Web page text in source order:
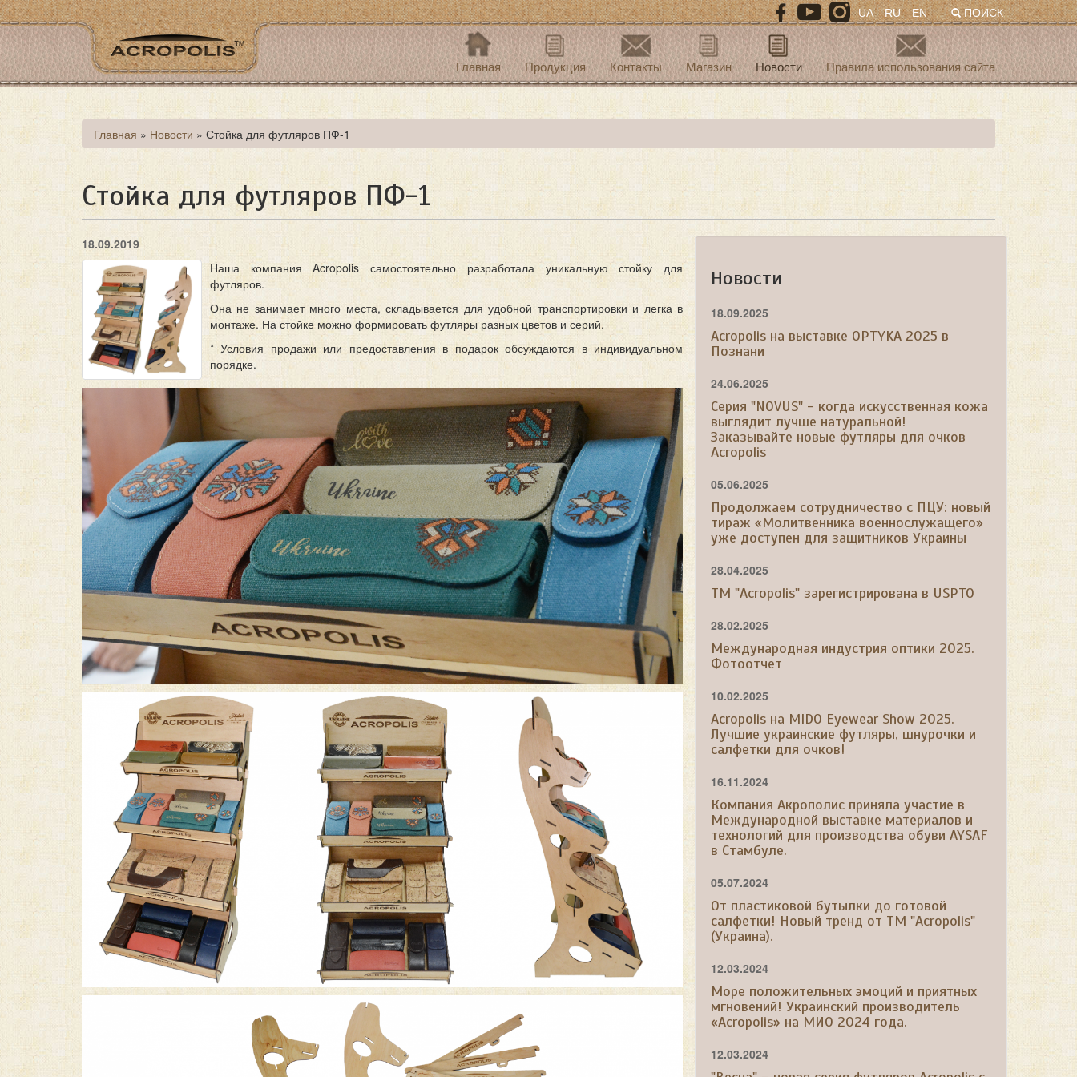
Перейти
к
основному
содержанию
ПОИСК
UA RU EN
Главная Продукция Контакты Магазин Новости Правила использования сайта
Вы
здесь
Главная » Новости » Стойка для футляров ПФ-1
Стойка для футляров ПФ-1
18.09.2019
Наша компания Acropolis самостоятельно разработала уникальную стойку для
футляров.
Она не занимает много места, складывается для удобной транспортировки и легка в
монтаже. На стойке можно формировать футляры разных цветов и серий.
* Условия продажи или предоставления в подарок обсуждаются в индивидуальном
порядке.
Новости
18.09.2025
Acropolis на выставке OPTYKA 2025 в
Познани
24.06.2025
Серия "NOVUS" - когда искусственная кожа
выглядит лучше натуральной!
Заказывайте новые футляры для очков
Acropolis
05.06.2025
Продолжаем сотрудничество с ПЦУ: новый
тираж «Молитвенника военнослужащего»
уже доступен для защитников Украины
28.04.2025
ТМ "Acropolis" зарегистрирована в USPTO
28.02.2025
Международная индустрия оптики 2025.
Фотоотчет
10.02.2025
Acropolis на MIDO Eyewear Show 2025.
Лучшие украинские футляры, шнурочки и
салфетки для очков!
16.11.2024
Компания Акрополис приняла участие в
Международной выставке материалов и
технологий для производства обуви AYSAF
в Стамбуле.
05.07.2024
От пластиковой бутылки до готовой
салфетки! Новый тренд от ТМ "Acropolis"
(Украина).
12.03.2024
Море положительных эмоций и приятных
мгновений! Украинский производитель
«Acropolis» на МИО 2024 года.
12.03.2024